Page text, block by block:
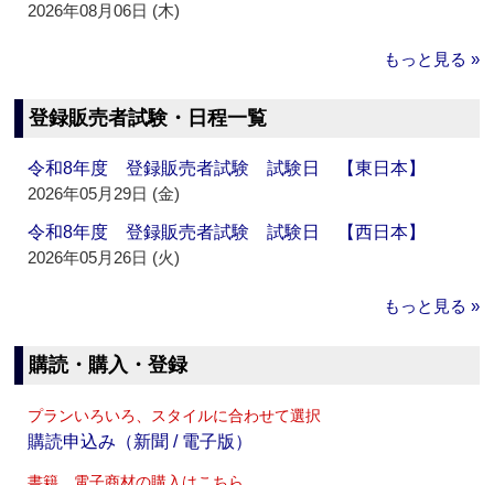
2026年08月06日 (木)
もっと見る »
登録販売者試験・日程一覧
令和8年度 登録販売者試験 試験日 【東日本】
2026年05月29日 (金)
令和8年度 登録販売者試験 試験日 【西日本】
2026年05月26日 (火)
もっと見る »
購読・購入・登録
プランいろいろ、スタイルに合わせて選択
購読申込み（新聞 / 電子版）